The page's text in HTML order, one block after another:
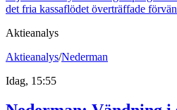
det fria kassaflödet överträffade
Aktieanalys
Aktieanalys/Nederman
Idag, 15:55